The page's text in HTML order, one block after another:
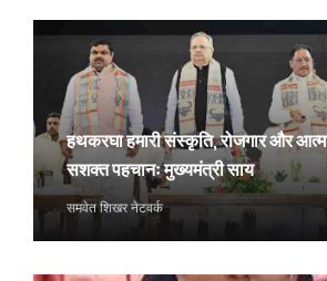
हथकरघा हमारी संस्कृति, रोजगार और
सशक्त पहचानः मुख्यमंत्री साय
समवेत शिखर नेटवर्क